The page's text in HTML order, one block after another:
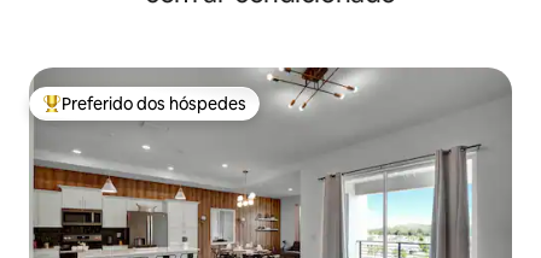
Entre os melhores preferidos dos hóspedes
Preferido dos hóspedes